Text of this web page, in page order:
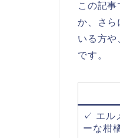
この記
か、さら
いる方
です。
✓ エル
ーな柑